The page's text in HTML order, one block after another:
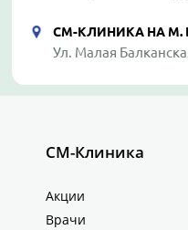
СМ-КЛИНИКА НА М.
Ул. Малая
СМ-Клиника
Акции
Врачи